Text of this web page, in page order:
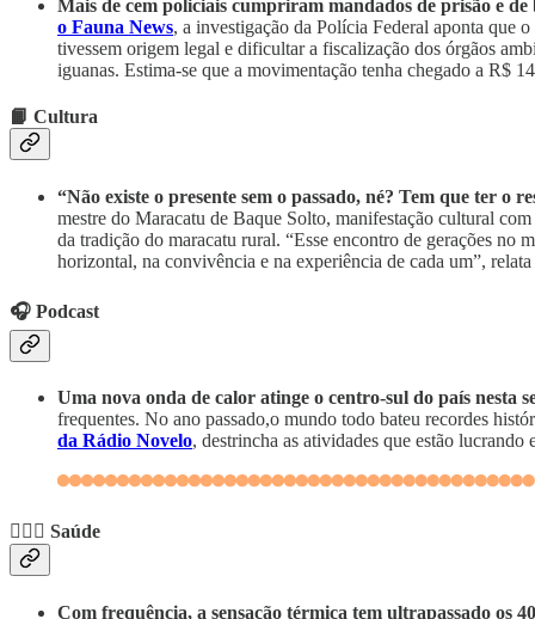
Mais de cem policiais cumpriram mandados de prisão e de
o Fauna News, a investigação da Polícia Federal aponta que
tivessem origem legal e dificultar a fiscalização dos órgãos
iguanas. Estima-se que a movimentação tenha chegado a R$
📙 Cultura
“Não existe o presente sem o passado, né? Tem que ter o
mestre do Maracatu de Baque Solto, manifestação cultural
da tradição do maracatu rural. “Esse encontro de gerações no
horizontal, na convivência e na experiência de cada um”,
🎧 Podcast
Uma nova onda de calor atinge o centro-sul do país nesta
frequentes. No ano passado,o mundo todo bateu recordes
da Rádio Novelo, destrincha as atividades que estão
🧑🏽‍⚕️ Saúde
Com frequência, a sensação térmica tem ultrapassado os